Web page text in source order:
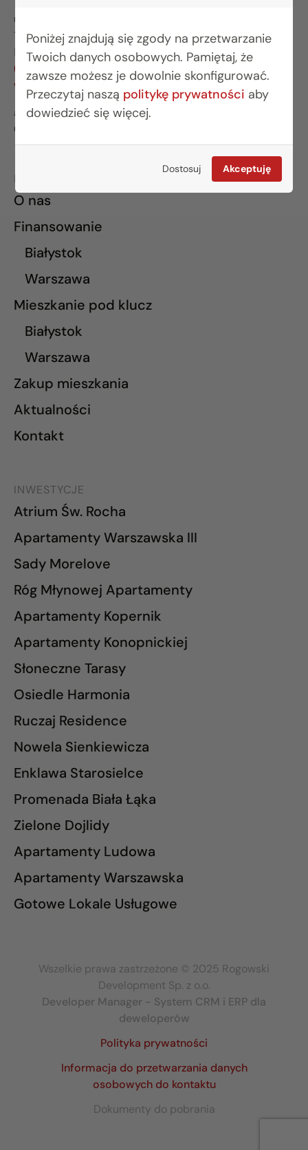
Poniżej znajdują się zgody na przetwarzanie
Twoich danych osobowych. Pamiętaj, że
zawsze możesz je dowolnie skonfigurować.
Przeczytaj naszą politykę prywatności aby
dowiedzieć się więcej.
Dostosuj Akceptuję
ul. Legionowa 28 lok. 202
15-281 Białystok
BIURO WARSZAWA
(22) 642 03 55
warszawa@rogowskidevelopment.pl
al. Wilanowska 67E lok. U5
02-765 Warszawa
INFORMACJE
O nas
Finansowanie
Białystok
Warszawa
Mieszkanie pod klucz
Białystok
Warszawa
Zakup mieszkania
Aktualności
Kontakt
INWESTYCJE
Atrium Św. Rocha
Apartamenty Warszawska III
Sady Morelove
Róg Młynowej Apartamenty
Apartamenty Kopernik
Apartamenty Konopnickiej
Słoneczne Tarasy
Osiedle Harmonia
Ruczaj Residence
Nowela Sienkiewicza
Enklawa Starosielce
Promenada Biała Łąka
Zielone Dojlidy
Apartamenty Ludowa
Apartamenty Warszawska
Gotowe Lokale Usługowe
Wszelkie prawa zastrzeżone © 2025 Rogowski
Development Sp. z o.o.
Developer Manager - System CRM i ERP dla
deweloperów
Polityka prywatności
Informacja do przetwarzania danych
osobowych do kontaktu
Dokumenty do pobrania